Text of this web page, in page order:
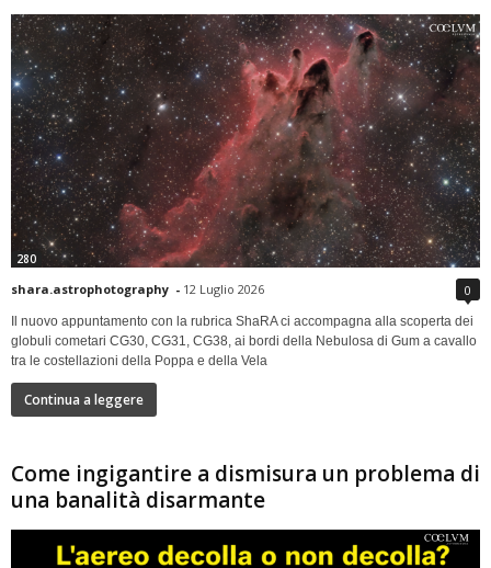
280
shara.astrophotography - 12 Luglio 2026 0
Il nuovo appuntamento con la rubrica ShaRA ci accompagna alla scoperta dei
globuli cometari CG30, CG31, CG38, ai bordi della Nebulosa di Gum a cavallo
tra le costellazioni della Poppa e della Vela
Continua a leggere
Come ingigantire a dismisura un problema di
una banalità disarmante